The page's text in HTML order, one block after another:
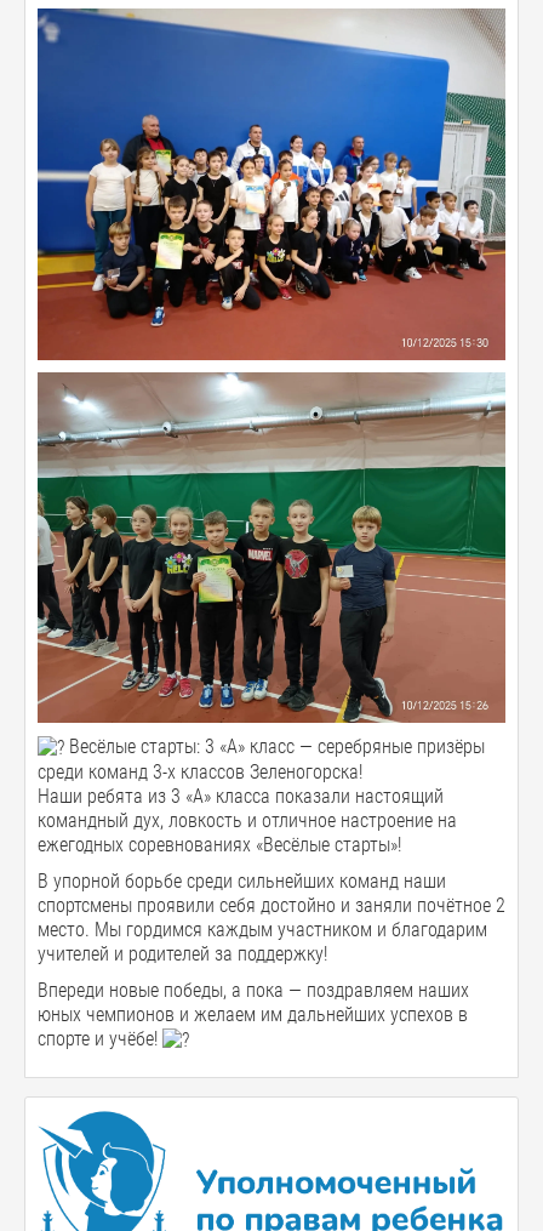
Весёлые старты: 3 «А» класс — серебряные призёры
среди команд 3-х классов Зеленогорска!
Наши ребята из 3 «А» класса показали настоящий
командный дух, ловкость и отличное настроение на
ежегодных соревнованиях «Весёлые старты»!
В упорной борьбе среди сильнейших команд наши
спортсмены проявили себя достойно и заняли почётное 2
место. Мы гордимся каждым участником и благодарим
учителей и родителей за поддержку!
Впереди новые победы, а пока — поздравляем наших
юных чемпионов и желаем им дальнейших успехов в
спорте и учёбе!